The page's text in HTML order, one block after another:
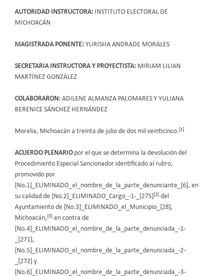
AUTORIDAD INSTRUCTORA:
INSTITUTO ELECTORAL DE
MICHOACÁN
MAGISTRADA PONENTE: YURISHA ANDRADE MORALES
SECRETARIA INSTRUCTORA Y PROYECTISTA: MIRIAM LILIAN
MARTÍNEZ GONZÁLEZ
COLABORARON: ADILENE ALMANZA PALOMARES Y YULIANA
BERENICE SÁNCHEZ HERNÁNDEZ
Morelia, Michoacán a treinta de julio de dos mil veinticinco.[1]
ACUERDO PLENARIOpor el que se determina la devolución del
Procedimiento Especial Sancionador identificado al rubro,
promovido por
[No.1]_ELIMINADO_el_nombre_de_la_parte_denunciante_[6], en
su calidad de [No.2]_ELIMINADO_Cargo_-1-_[275] [2] del
Ayuntamiento de [No.3]_ELIMINADO_el_Municipio_[28],
Michoacán,[3] en contra de
[No.4]_ELIMINADO_el_nombre_de_la_parte_denunciada_-1-
_[271],
[No.5]_ELIMINADO_el_nombre_de_la_parte_denunciada_-2-
_[272] y
[No.6]_ELIMINADO_el_nombre_de_la_parte_denunciada_-3-